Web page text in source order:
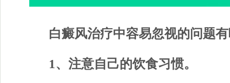
白癜风治疗中容易忽视的问题
1、注意自己的饮食习惯。